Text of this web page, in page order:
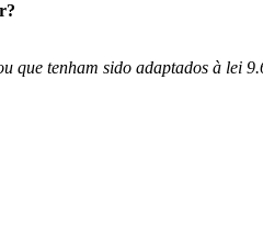
que tenham sido adaptados à lei